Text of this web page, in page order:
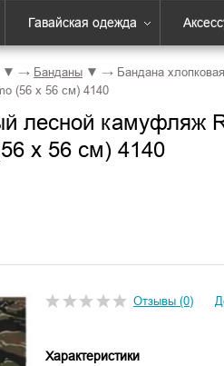
Гавайская одежда
▼ → Банданы ▼ → Бандана
(56 x 56 см) 4140
лесной камуфляж
x 56 см) 4140
Отзывы (0)
Характеристики